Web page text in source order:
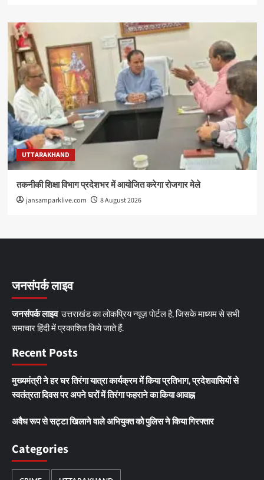
UTTARAKHAND
तकनीकी शिक्षा विभाग प्रदेशभर में आयोजित करेगा रोजगार मेले
jansamparklive.com 8 August 2026
जनसंपर्क लाइव
जनसंपर्क लाइवउत्तराखंड का लोकप्रिय न्यूज़ पोर्टल है, जिसके माध्यम से सभी
समाचार हिंदी में प्रकाशित किये जाते हैं.
Recent Posts
मुख्यमंत्री ने हर घर तिरंगा यात्रा कार्यक्रम में किया प्रतिभाग, प्रदेशवासियों से
स्वतंत्रता दिवस पर अपने घरों में तिरंगा फहराने का किया आवाह्न
अवैध रूप से सट्टा खिलाने वाले अभियुक्त को पुलिस ने किया गिरफ्तार
Categories